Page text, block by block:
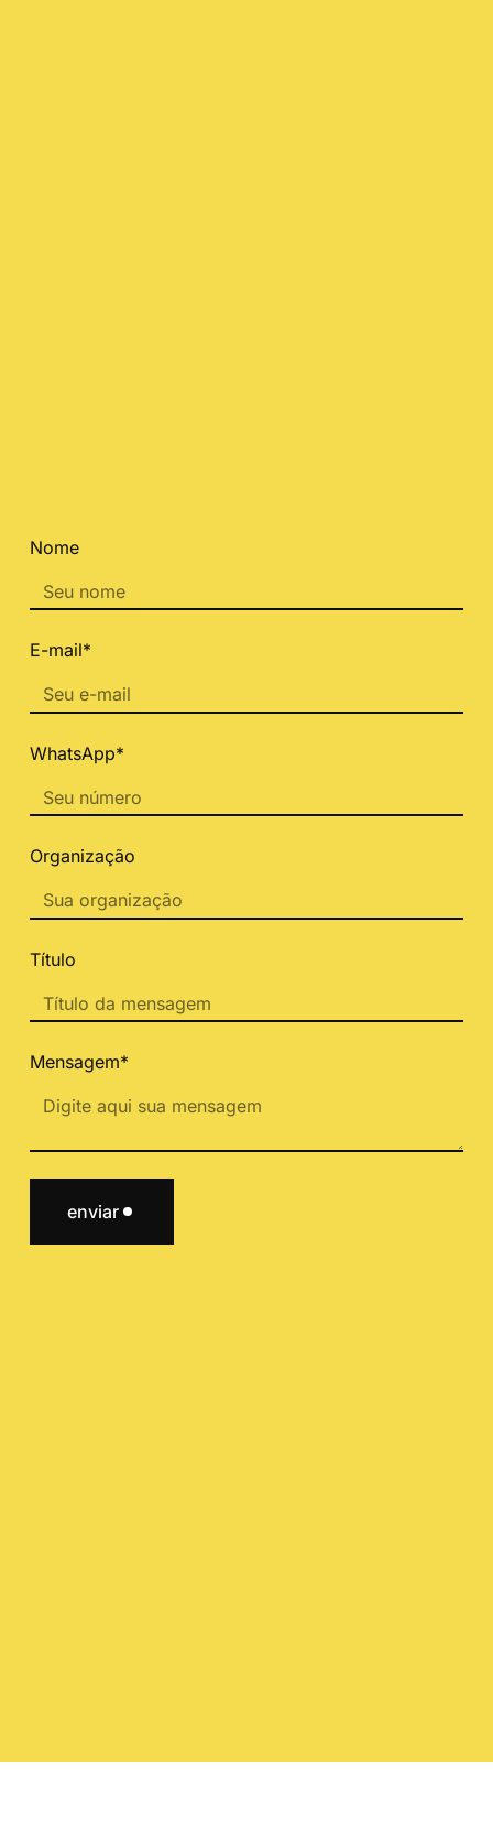
Nome
E-mail*
WhatsApp*
Organização
Título
Mensagem*
enviar